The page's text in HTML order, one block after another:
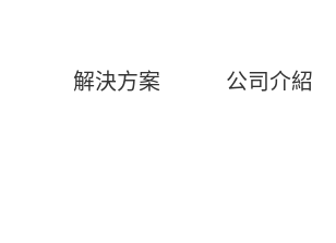
解決方案 公司介紹